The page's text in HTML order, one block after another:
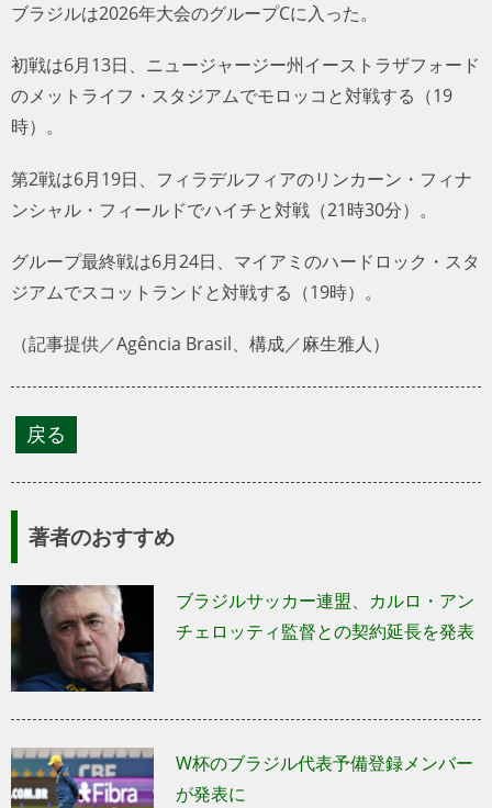
ブラジルは2026年大会のグループCに入った。
初戦は6月13日、ニュージャージー州イーストラザフォード
のメットライフ・スタジアムでモロッコと対戦する（19
時）。
第2戦は6月19日、フィラデルフィアのリンカーン・フィナ
ンシャル・フィールドでハイチと対戦（21時30分）。
グループ最終戦は6月24日、マイアミのハードロック・スタ
ジアムでスコットランドと対戦する（19時）。
（記事提供／Agência Brasil、構成／麻生雅人）
著者のおすすめ
ブラジルサッカー連盟、カルロ・アン
チェロッティ監督との契約延長を発表
W杯のブラジル代表予備登録メンバー
が発表に